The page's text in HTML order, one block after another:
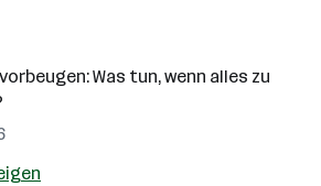
Was tun, wenn alles zu